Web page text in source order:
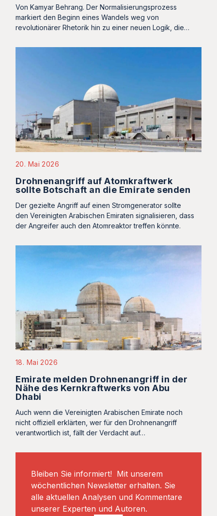
Von Kamyar Behrang. Der Normalisierungsprozess
markiert den Beginn eines Wandels weg von
revolutionärer Rhetorik hin zu einer neuen Logik, die…
20. Mai 2026
Drohnenangriff auf Atomkraftwerk
sollte Botschaft an die Emirate senden
Der gezielte Angriff auf einen Stromgenerator sollte
den Vereinigten Arabischen Emiraten signalisieren, dass
der Angreifer auch den Atomreaktor treffen könnte.
18. Mai 2026
Emirate melden Drohnenangriff in der
Nähe des Kernkraftwerks von Abu
Dhabi
Auch wenn die Vereinigten Arabischen Emirate noch
nicht offiziell erklärten, wer für den Drohnenangriff
verantwortlich ist, fällt der Verdacht auf…
Bleiben Sie informiert! Mit unserem
wöchentlichen Newsletter erhalten. Sie
alle aktuellen Analysen und Kommentare
unserer Experten und Autoren.